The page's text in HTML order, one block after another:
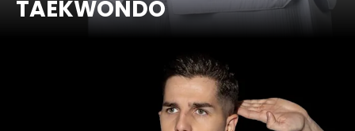
TAEKWONDO